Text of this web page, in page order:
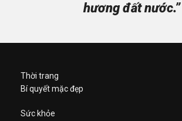
hương đất nước.”
Thời trang
Bí quyết mặc đẹp
Sức khỏe